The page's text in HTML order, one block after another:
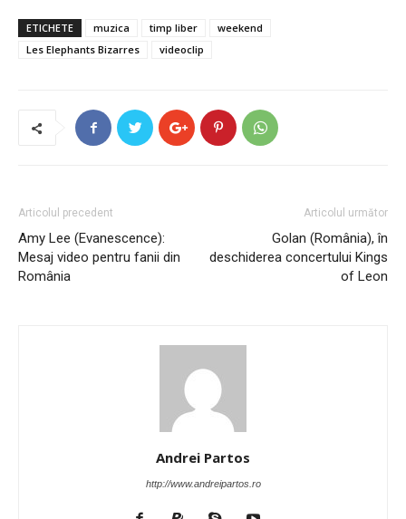
ETICHETE muzica timp liber
weekend
Les Elephants Bizarres
videoclip
Articolul precedent
Amy Lee (Evanescence):
Mesaj video pentru fanii din
România
Articolul următor
Golan (România), în
deschiderea concertului Kings
of Leon
Andrei Partos
http://www.andreipartos.ro